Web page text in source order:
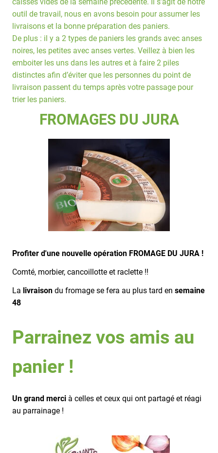
outil de travail, nous en avons besoin pour assumer les
livraisons et la bonne préparation des paniers.
De plus : il y a 2 types de paniers les grands avec anses
noires, les petites avec anses vertes. Veillez à bien les
emboiter les uns dans les autres et à faire 2 piles
distinctes afin d’éviter que les personnes du point de
livraison passent du temps après votre passage pour
trier les paniers.
FROMAGES DU JURA
Profiter d'une nouvelle opération FROMAGE DU JURA !
Comté, morbier, cancoillotte et raclette !!
La livraison du fromage se fera au plus tard en semaine
48
Parrainez vos amis au
panier !
Un grand merci à celles et ceux qui ont partagé et réagi
au parrainage !